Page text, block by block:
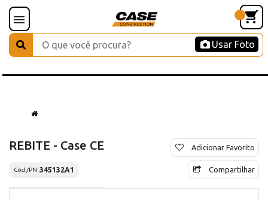
Usar Foto
REBITE - Case CE
Cód./PN 345132A1
Adicionar Favorito
Compartilhar